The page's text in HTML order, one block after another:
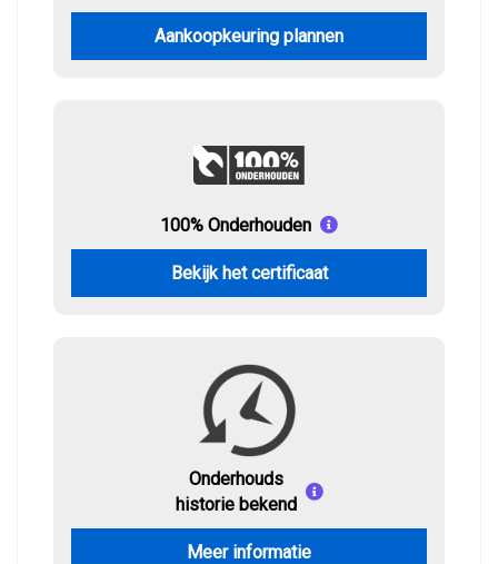
Aankoopkeuring plannen
100% Onderhouden
Bekijk het certificaat
Onderhouds
historie bekend
Meer informatie